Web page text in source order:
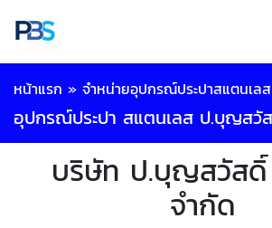
หน้าแรก » จำหน่ายอุปกรณ์ประปาสแตนเ
อุปกรณ์ประปา สแตนเลส ป.บุญสวั
บริษัท ป.บุญสวัสดิ์
จำกัด